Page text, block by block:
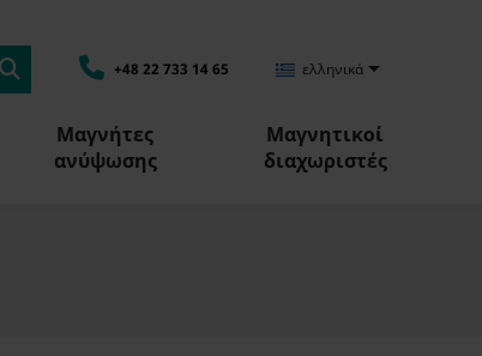
+48 22 733 14 65 ελληνικά
Μαγνήτες
ανύψωσης
Μαγνητικοί
διαχωριστές